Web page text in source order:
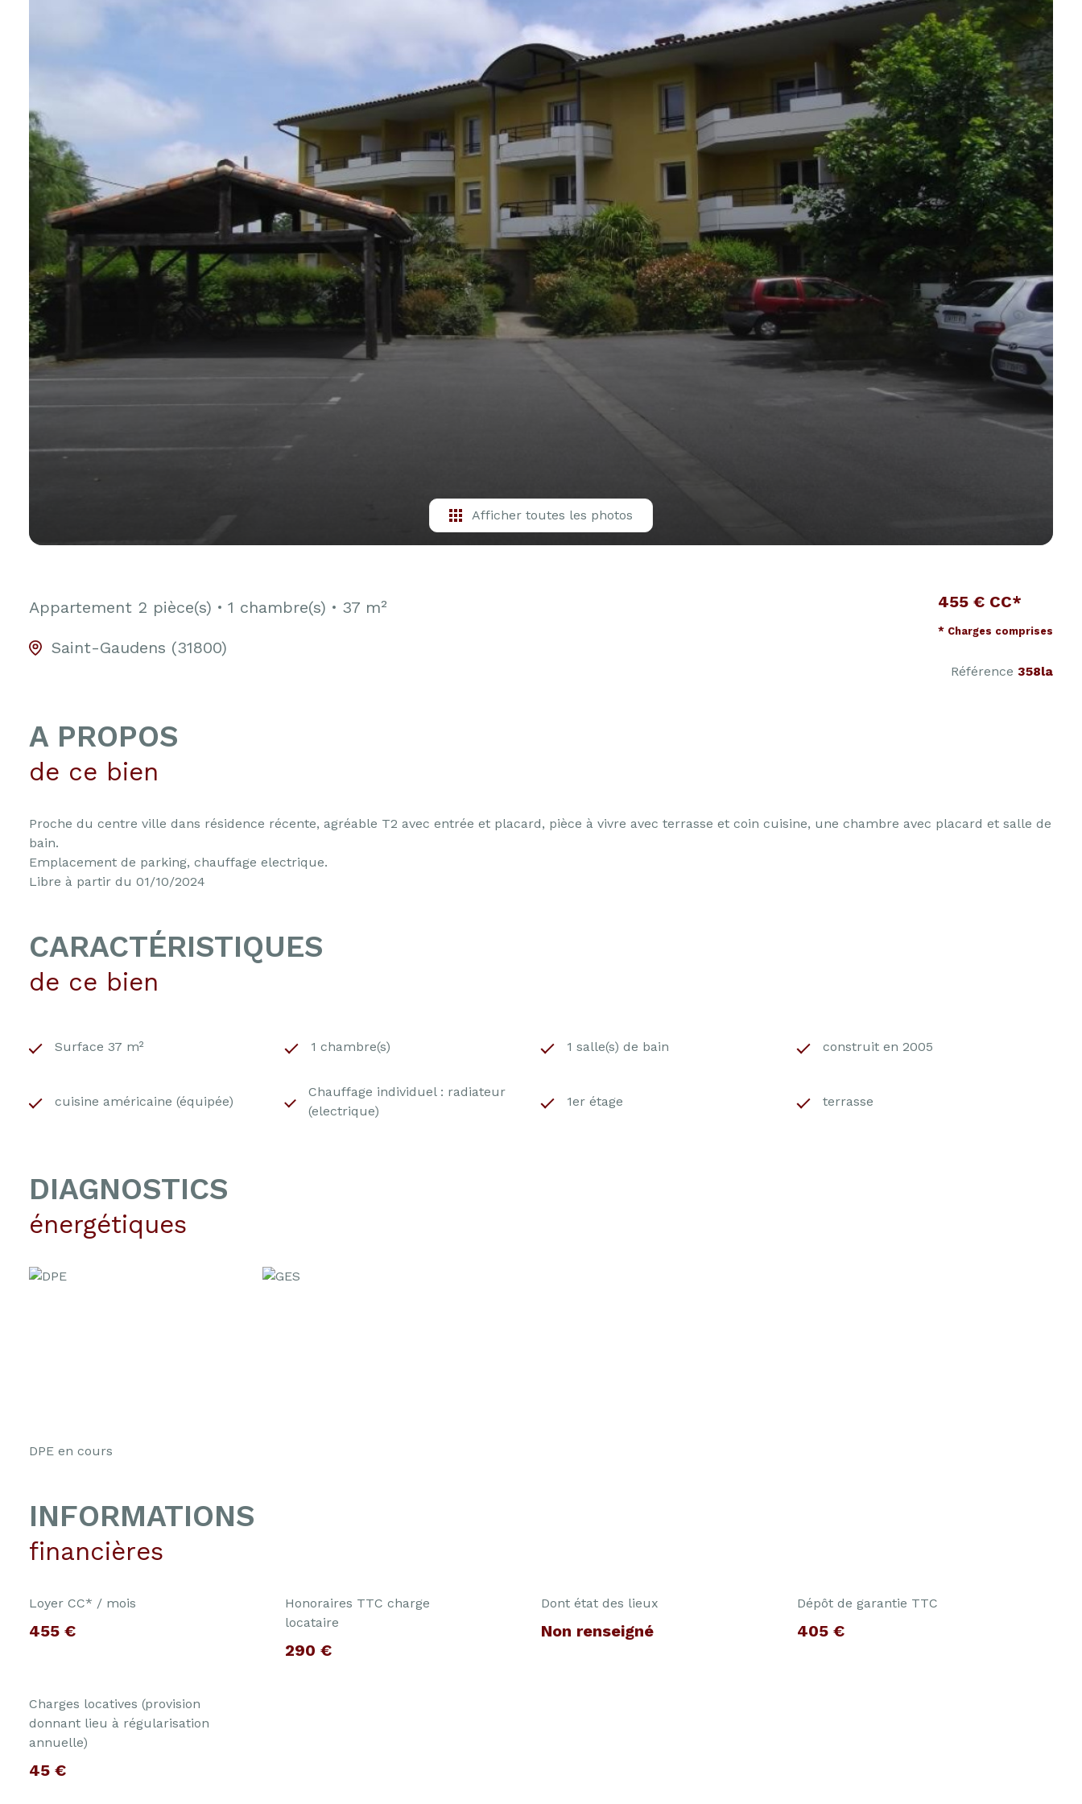
Afficher toutes les photos
Appartement 2 pièce(s) 1 chambre(s) 37 m²
Saint-Gaudens (31800)
455 € CC*
* Charges comprises
Référence 358la
A PROPOS
de ce bien
Proche du centre ville dans résidence récente, agréable T2 avec entrée et placard, pièce à vivre avec terrasse et coin cuisine, une chambre avec placard et salle de
bain.
Emplacement de parking, chauffage electrique.
Libre à partir du 01/10/2024
CARACTÉRISTIQUES
de ce bien
Surface 37 m² 1 chambre(s) 1 salle(s) de bain construit en 2005
cuisine américaine (équipée)
Chauffage individuel : radiateur
(electrique)
1er étage terrasse
DIAGNOSTICS
énergétiques
DPE en cours
INFORMATIONS
financières
Loyer CC* / mois
455 €
Honoraires TTC charge
locataire
290 €
Dont état des lieux
Non renseigné
Dépôt de garantie TTC
405 €
Charges locatives (provision
donnant lieu à régularisation
annuelle)
45 €